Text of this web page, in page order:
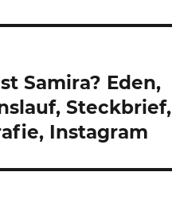
Samira? Eden,
Steckbrief,
Instagram